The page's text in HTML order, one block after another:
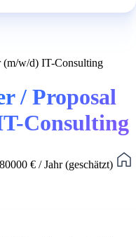
(m/w/d) IT-Consulting
/ Proposal
Consulting
€ / Jahr (geschätzt)